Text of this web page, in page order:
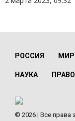
РОССИЯ МИР
НАУКА ПРАВО
© 2026 | Все права